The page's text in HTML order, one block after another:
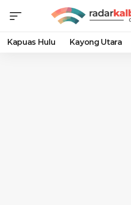
Kapuas Hulu Kayong Utara